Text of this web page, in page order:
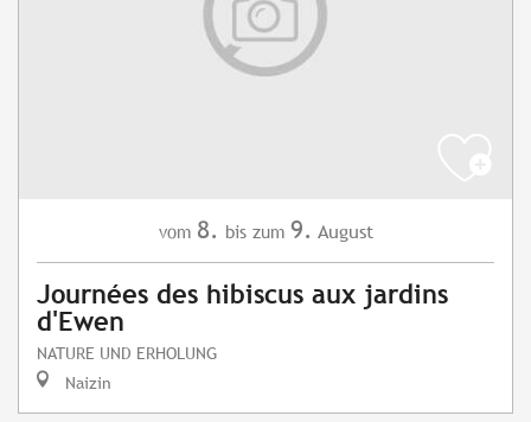
vom 8. bis zum 9. August
Journées des hibiscus aux jardins
d'Ewen
NATURE UND ERHOLUNG
Naizin